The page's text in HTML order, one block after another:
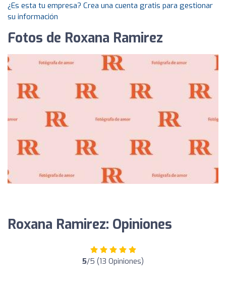
¿Es esta tu empresa? Crea una cuenta gratis para gestionar
su información
Fotos de Roxana Ramirez
Roxana Ramirez: Opiniones
5/5 (13 Opiniones)